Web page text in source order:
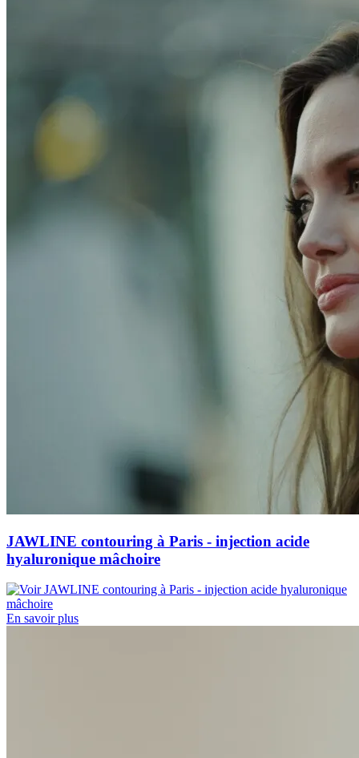
JAWLINE contouring à Paris - injection acide
hyaluronique mâchoire
En savoir plus